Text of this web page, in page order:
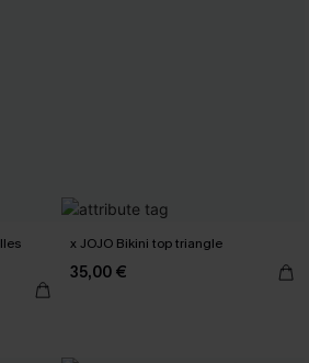
x JOJO Bikini top triangle
35,00 €